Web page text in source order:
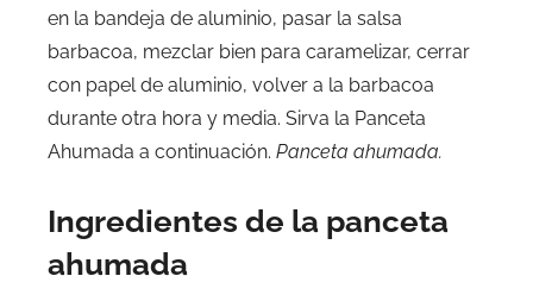
en la bandeja de aluminio, pasar la salsa
barbacoa, mezclar bien para caramelizar, cerrar
con papel de aluminio, volver a la barbacoa
durante otra hora y media. Sirva la Panceta
Ahumada a continuación. Panceta ahumada.
Ingredientes de la panceta
ahumada